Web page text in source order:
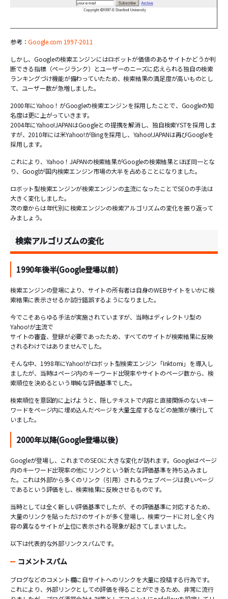
参考：Google.com 1997-2011
しかし、Googleの検索エンジンにはロボットが価値のあるサイトかどうか判
断できる指標（ページランク）とユーザーのニーズに応えられる独自の検索
ランキングづけ機能が備わっていたため、検索結果の満足度が高いものとし
て、ユーザー数が急増しました。
2000年にYahoo！がGoogleの検索エンジンを採用したことで、Googleの知
名度は更に上がっていきます。
2004年にYahoo!JAPANはGoogleとの提携を解消し、独自検索YSTを採用しま
すが、2010年には米Yahoo!がBingを採用し、Yahoo!JAPANは再びGoogleを
採用します。
これにより、Yahoo！JAPANの検索結果がGoogleの検索結果とほぼ同一とな
り、Googlが国内検索エンジン市場の大半を占めることになりました。
ロボット型検索エンジンが検索エンジンの主流になったことでSEOの手法は
大きく変化しました。
次の章からは年代別に検索エンジンの検索アルゴリズムの変化を振り返って
みましょう。
検索アルゴリズムの変化
1990年後半(Google登場以前)
検索エンジンの登場により、サイトの所有者は自身のWEBサイトをいかに検
索結果に表示させるか試行錯誤するようになりました。
今でこそあらゆる手法が実施されていますが、当時はディレクトリ型の
Yahoo!が主流で
サイトの審査、登録が必要であったため、すべてのサイトが検索結果に反映
されるわけではありませんでした。
そんな中、1998年にYahoo!がロボット型検索エンジン「Inktomi」を導入し
ましたが、当時はページ内のキーワード出現率やサイトのページ数から、検
索順位を決めるという単純な評価基準でした。
検索順位を意図的に上げようと、隠しテキストで内容と直接関係のないキー
ワードをページ内に埋め込んだページを大量生産するなどの施策が横行して
いました。
2000年以降(Google登場以後)
Googleが登場し、これまでのSEOに大きな変化が訪れます。Googleはページ
内のキーワード出現率の他にリンクという新たな評価基準を持ち込みまし
た。これは外部から多くのリンク（引用）されるウェブページは良いページ
であるという評価をし、検索結果に反映させるものです。
当時としては全く新しい評価基準でしたが、その評価基準に対応するため、
大量のリンクを貼っただけのサイトが多く登場し、検索ワードに対し全く内
容の異なるサイトが上位に表示される現象が起きてしまいました。
以下は代表的な外部リンクスパムです。
コメントスパム
ブログなどのコメント欄に自サイトへのリンクを大量に投稿する行為です。
これにより、外部リンクとしての評価を得ることができるため、非常に流行